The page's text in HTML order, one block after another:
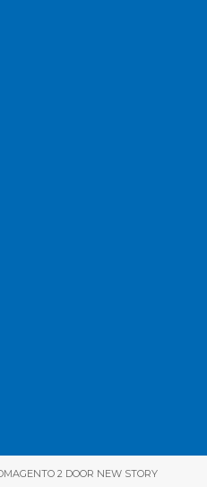
MAGENTO 2 DOOR NEW STORY